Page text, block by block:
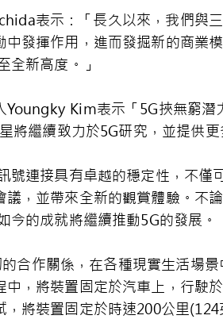
表示：「長久以來，我們與
發揮作用，進而發掘新的商業
全新高度。」
Youngky Kim表示「5G挾無窮
將繼續致力於5G研究，並提供
號連接具有卓越的穩定性，不
，並帶來全新的觀賞體驗。不
今的成就將繼續推動5G的發展。
合作關係，在各種現實生活場
，將裝置固定於汽車上，行駛
將裝置固定於時速200公里